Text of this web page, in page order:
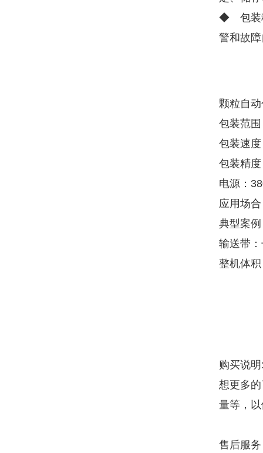
◆ 包装
警和故
颗粒自
包装范
包装速
包装精
电源：
应用场
典型案
输送带
整机体
购买说明
想更多
量等，
售后服